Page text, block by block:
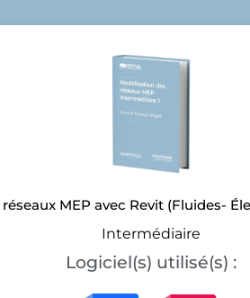
MEP avec Revit (Fluides-
Intermédiaire
Logiciel(s) utilisé(s) :